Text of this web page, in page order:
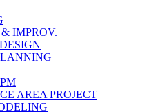
IMPROV.
AREA PROJECT